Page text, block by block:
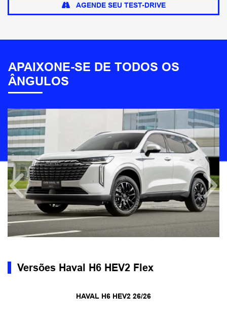
AGENDE SEU TEST-DRIVE
APAIXONE-SE DE TODOS OS
ÂNGULOS
Anterior
Versões Haval H6 HEV2 Flex
HAVAL H6 HEV2 26/26